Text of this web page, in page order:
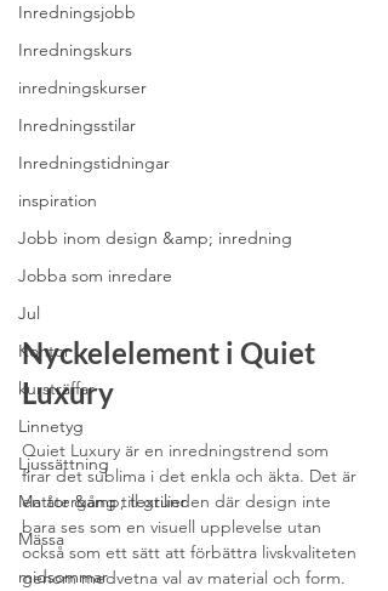
Inredningsjobb
Inredningskurs
inredningskurser
Inredningsstilar
Inredningstidningar
inspiration
Jobb inom design &amp; inredning
Jobba som inredare
Jul
Kontor
kursträffar
Linnetyg
Ljussättning
Mattor &amp; textilier
Mässa
midsommar
Nyckelelement i Quiet
Luxury
Quiet Luxury är en inredningstrend som
firar det sublima i det enkla och äkta. Det är
en återgång till grunden där design inte
bara ses som en visuell upplevelse utan
också som ett sätt att förbättra livskvaliteten
genom medvetna val av material och form.